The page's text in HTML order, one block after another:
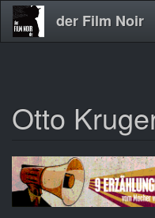
Direkt
zum
der Film Noir
Otto